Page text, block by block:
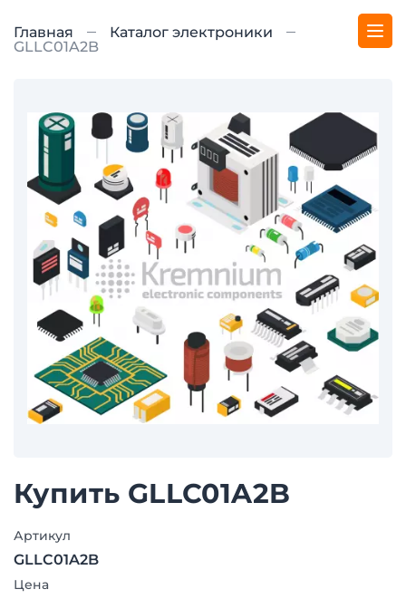
Главная
Каталог электроники
GLLC01A2B
Купить GLLC01A2B
Артикул
GLLC01A2B
Цена